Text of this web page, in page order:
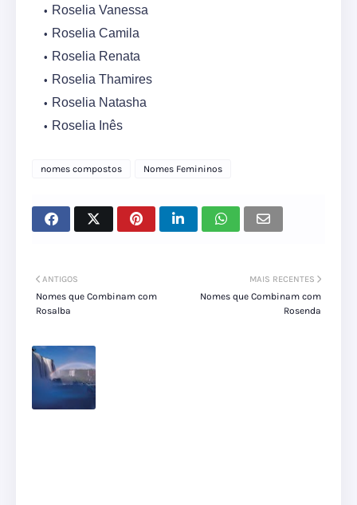
Roselia Vanessa
Roselia Camila
Roselia Renata
Roselia Thamires
Roselia Natasha
Roselia Inês
nomes compostos Nomes Femininos
MAIS RECENTES
Nomes que Combinam com
Rosenda
ANTIGOS
Nomes que Combinam com
Rosalba